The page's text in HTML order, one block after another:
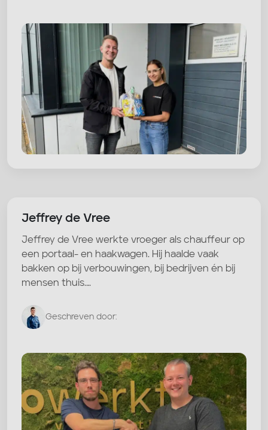
Jeffrey de Vree
Jeffrey de Vree werkte vroeger als chauffeur op
een portaal- en haakwagen. Hij haalde vaak
bakken op bij verbouwingen, bij bedrijven én bij
mensen thuis.…
Geschreven door: